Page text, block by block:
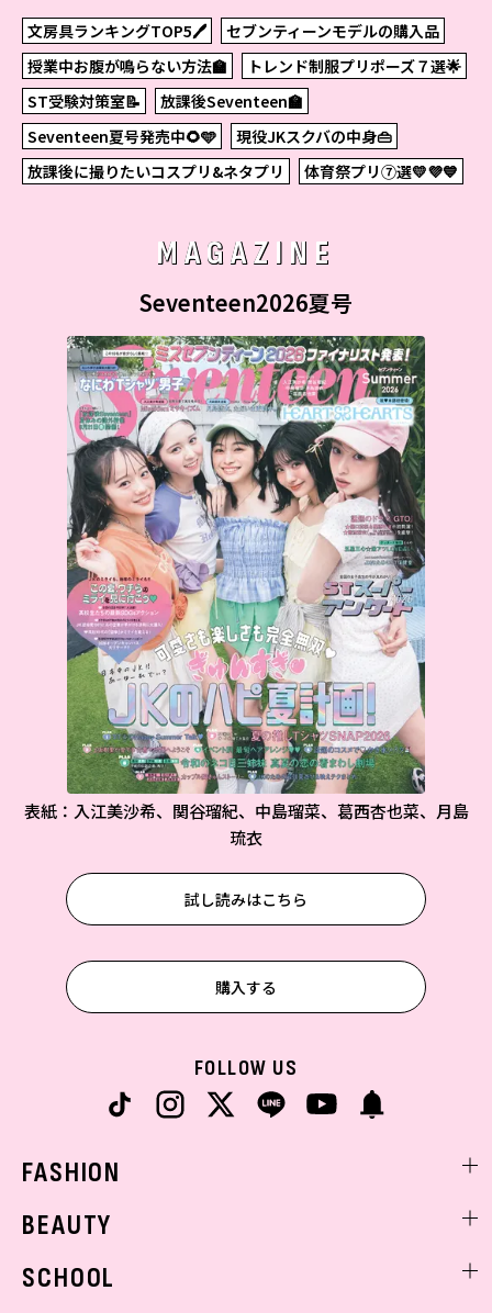
文房具ランキングTOP5🖊
セブンティーンモデルの購入品
授業中お腹が鳴らない方法🏫
トレンド制服プリポーズ７選🌟
ST受験対策室📝
放課後Seventeen🏫
Seventeen夏号発売中🌻🩵
現役JKスクバの中身👜
放課後に撮りたいコスプリ&ネタプリ
体育祭プリ⑦選💛💜💙
MAGAZINE
Seventeen2026夏号
表紙：入江美沙希、関谷瑠紀、中島瑠菜、葛西杏也菜、月島
琉衣
試し読みはこちら
購入する
FOLLOW US
FASHION
着回し
BEAUTY
SCHOOL